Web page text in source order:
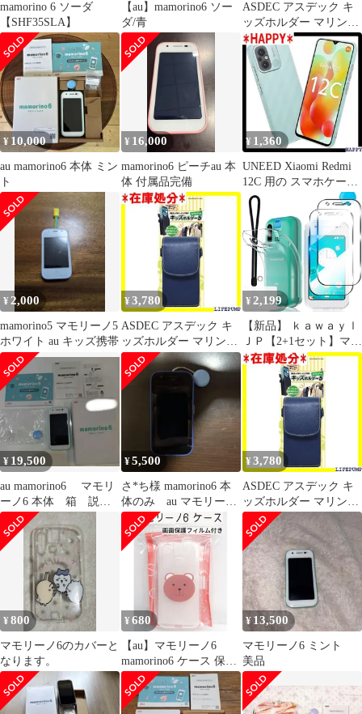
mamorino 6 ソーダ
【SHF35SLA】
【au】mamorino6 ソー
ダ/青
ASDEC アスデック キ
ッズホルダー マリンブ
ルー カラビナ付き 子供
ランドセル ポーチ ケー
ス 学習かばん 小学
生/SH-KM5MB 1211
¥ 10,000
au mamorino6 本体 ミン
ト
¥ 16,000
mamorino6 ピーチau 本
体 付属品完備
¥ 1,360
UNEED Xiaomi Redmi
12C 用の スマホケース
Redmi12C 用の カバー
TPU 超薄型 全面保護
ケース ソフト ケース
クリア シリコン 透明
クリア ケース 耐衝撃
TPU ケース 擦り傷防止
なじむ柔らかい手触り
857
¥2,000
mamorino5 マモリーノ5
ホワイト au キッズ携帯
¥ 3,780
ASDEC アスデック キ
ッズホルダー マリンブ
ルー カラビナ付き 子供
ランドセル ポーチ ケー
ス 学習かばん 小学
生/SH-KM5MB 1211
¥ 2,199
【新品】 ｋａｗａｙｌ
ＪＰ【2+1セット】マモ
リーノ6 / mamorino6
SHF35 ガラスフィルム
2枚 + ケース カバー
mamorino6 フィルム
【日本旭硝子素材採
用】強化ガラス 保護フ
ィルム 耐衝撃 高透過率
気泡 飛散防止 撥水撥油
TP
¥ 19,500
au mamorino6 マモリ
ーノ6 本体 箱 説明
書 付属品あり
¥5,500
さ*ち様 mamorino6 本
体のみ au マモリーノ
6
¥ 3,780
ASDEC アスデック キ
ッズホルダー マリンブ
ルー カラビナ付き 子供
ランドセル ポーチ ケー
ス 学習かばん 小学
生/SH-KM5MB 1211
¥800
マモリーノ6のカバーと
なります。
¥ 680
【au】マモリーノ6
mamorino6 ケース 保護
フィルム付き ガラスフ
ィルム 強化ガラス カバ
ー キッズケータイ スマ
¥ 13,500
マモリーノ6 ミント
美品